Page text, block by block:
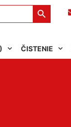
Search Button
ČISTENIE